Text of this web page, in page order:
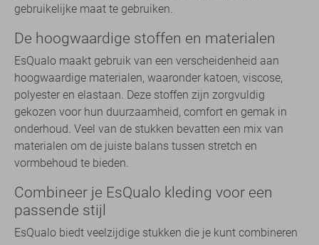
gebruikelijke maat te gebruiken.
De hoogwaardige stoffen en materialen
EsQualo maakt gebruik van een verscheidenheid aan
hoogwaardige materialen, waaronder katoen, viscose,
polyester en elastaan. Deze stoffen zijn zorgvuldig
gekozen voor hun duurzaamheid, comfort en gemak in
onderhoud. Veel van de stukken bevatten een mix van
materialen om de juiste balans tussen stretch en
vormbehoud te bieden.
Combineer je EsQualo kleding voor een
passende stijl
EsQualo biedt veelzijdige stukken die je kunt combineren